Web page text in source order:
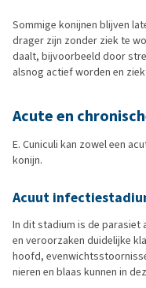
Sommige konijnen blijven
drager zijn zonder ziek te
daalt, bijvoorbeeld door
alsnog actief worden en
Acute en
E. Cuniculi kan zowel een
konijn.
Acuut
In dit stadium is de parasiet
en veroorzaken duidelijke
hoofd,
nieren en blaas kunnen in